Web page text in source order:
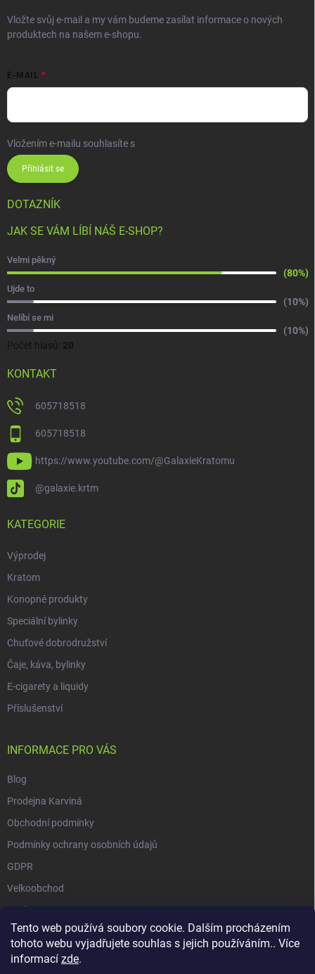
Tento web používá soubory cookie. Dalším procházením
tohoto webu vyjadřujete souhlas s jejich používáním.. Více
informací zde.
Vložte svůj e-mail a my vám budeme zasílat informace o nových
produktech na našem e-shopu.
E-MAIL
Vložením e-mailu souhlasíte s
Přihlásit se
DOTAZNÍK
JAK SE VÁM LÍBÍ NÁŠ E-SHOP?
Velmi pěkný
(80%)
Ujde to
(10%)
Nelíbí se mi
(10%)
Počet hlasů: 20
KONTAKT
605718518
605718518
https://www.youtube.com/@GalaxieKratomu
@galaxie.krtm
KATEGORIE
Výprodej
Kratom
Konopné produkty
Speciální bylinky
Chuťové dobrodružství
Čaje, káva, bylinky
E-cigarety a liquidy
Příslušenství
INFORMACE PRO VÁS
Blog
Prodejna Karviná
Obchodní podmínky
Podmínky ochrany osobních údajů
GDPR
Velkoobchod
O nás
Vrácení zásilky přes Zásilkovnu